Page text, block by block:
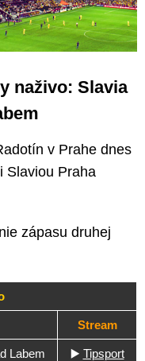
naživo: Slavia
v Prahe dnes
Slaviou Praha
zápasu druhej
Stream
Labem ▶️ Tipsport